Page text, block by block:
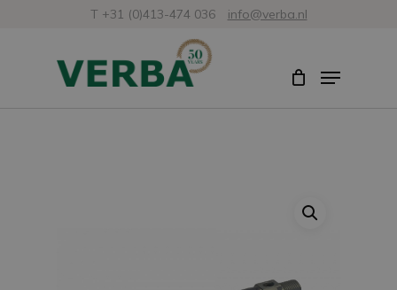
T +31 (0)413-474 036 info@verba.nl
Menu